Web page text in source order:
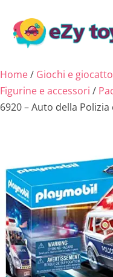
Home/ Giochi e
Figurine e accessori /
6920 – Auto della